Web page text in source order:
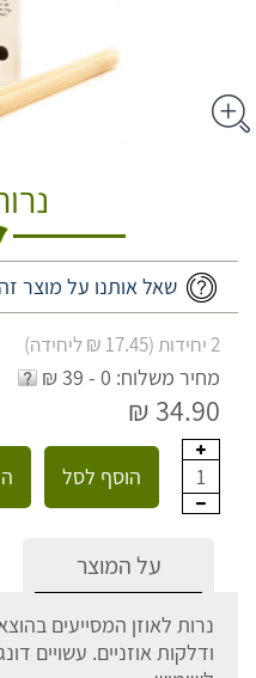
שאל אותנו על מוצר זה
2 יחידות (17.45 ₪ ליחידה)
מחיר משלוח: 0 - 39 ₪
34.90 ₪
1 הוסף לסל
על המוצר
נרות לאוזן המסייעים
ודלקות אוזניים. עשויים